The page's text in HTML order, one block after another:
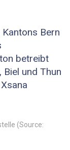
Bern
betreibt
und Thun
(Source: